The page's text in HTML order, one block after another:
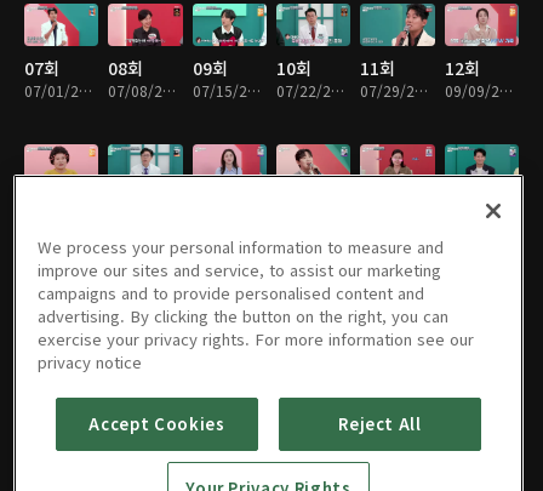
07회
07/01/2025 • 41분
08회
07/08/2025 • 42분
09회
07/15/2025 • 40분
10회
07/22/2025 • 40분
11회
07/29/2025 • 40분
12회
09/09/2025 • 40분
19회
11/04/2025 • 40분
20회 21회 22회 23회 24회
We process your personal information to measure and
improve our sites and service, to assist our marketing
campaigns and to provide personalised content and
advertising. By clicking the button on the right, you can
exercise your privacy rights. For more information see our
privacy notice
Accept Cookies Reject All